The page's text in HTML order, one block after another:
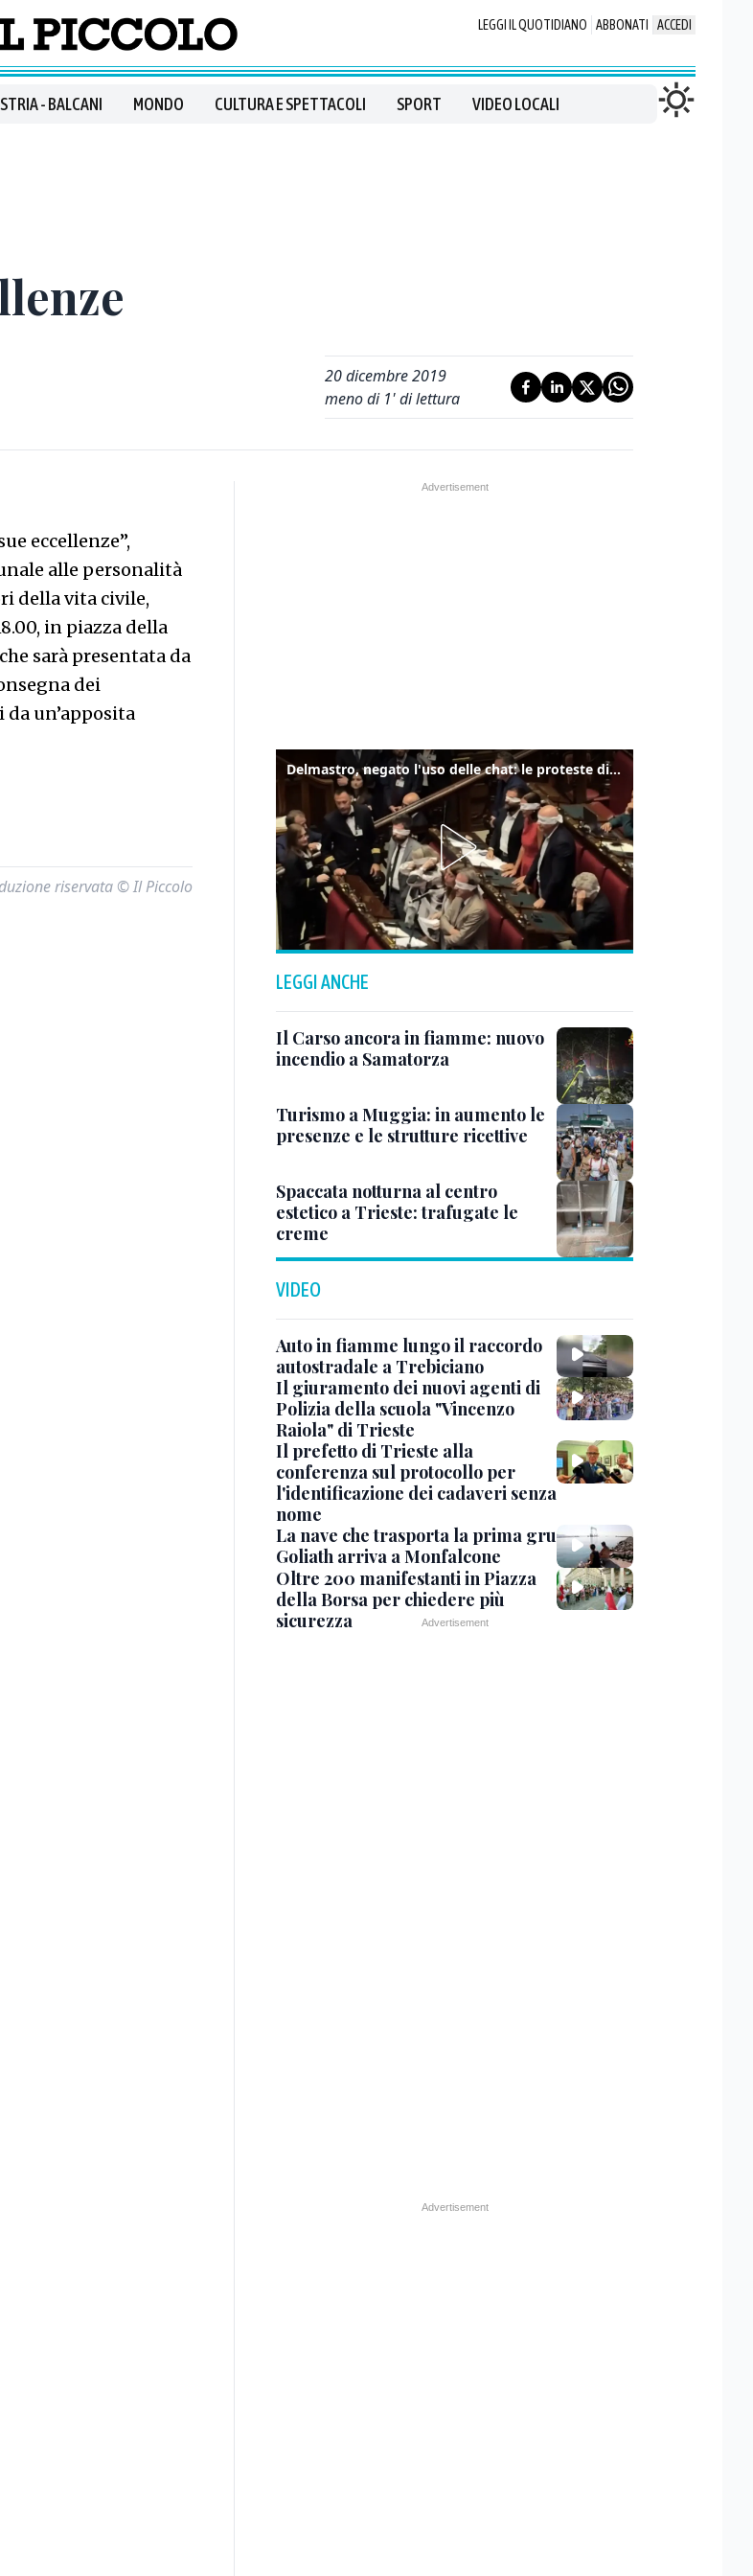
LEGGI IL QUOTIDIANO ABBONATI ACCEDI
- BALCANI MONDO CULTURA E SPETTACOLI SPORT VIDEO LOCALI
20 dicembre 2019
meno di 1' di lettura
eccellenze”,
alle personalità
della vita civile,
in piazza della
sarà presentata da
dei
un’apposita
riservata © Il Piccolo
Delmastro, negato l'uso delle chat: le proteste di Avs e M5s
LEGGI ANCHE
Il Carso ancora in fiamme: nuovo
incendio a Samatorza
Turismo a Muggia: in aumento le
presenze e le strutture ricettive
Spaccata notturna al centro
estetico a Trieste: trafugate le
creme
VIDEO
Auto in fiamme lungo il raccordo
autostradale a Trebiciano
Il giuramento dei nuovi agenti di
Polizia della scuola "Vincenzo
Raiola" di Trieste
Il prefetto di Trieste alla
conferenza sul protocollo per
l'identificazione dei cadaveri senza
nome
La nave che trasporta la prima gru
Goliath arriva a Monfalcone
Oltre 200 manifestanti in Piazza
della Borsa per chiedere più
sicurezza